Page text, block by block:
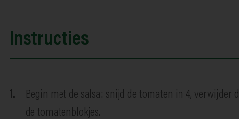
Instructies
Begin met de salsa: snijd de tomaten in 4,
de tomatenblokjes.